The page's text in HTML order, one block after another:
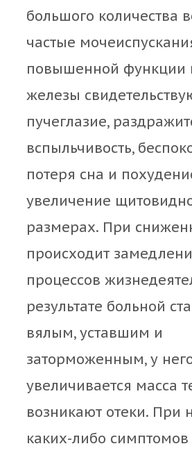
большого количества
частые
повышенной функции
железы
пучеглазие,
вспыльчивость,
потеря сна и
увеличение
размерах. При
происходит
процессов
результате больной
вялым, уставшим и
заторможенным, у
увеличивается масса
возникают отеки. При
каких-либо